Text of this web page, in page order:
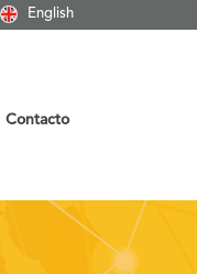
English
Contacto